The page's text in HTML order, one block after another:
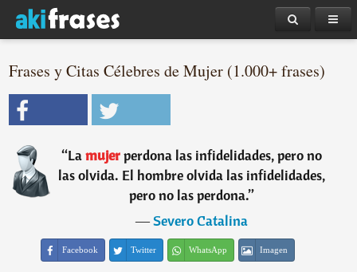
Frases y Citas Célebres de Mujer (1.000+ frases)
“Lamujerperdona las infidelidades, pero no
las olvida. El hombre olvida las infidelidades,
pero no las perdona.”
―Severo Catalina
Facebook Twitter WhatsApp Imagen